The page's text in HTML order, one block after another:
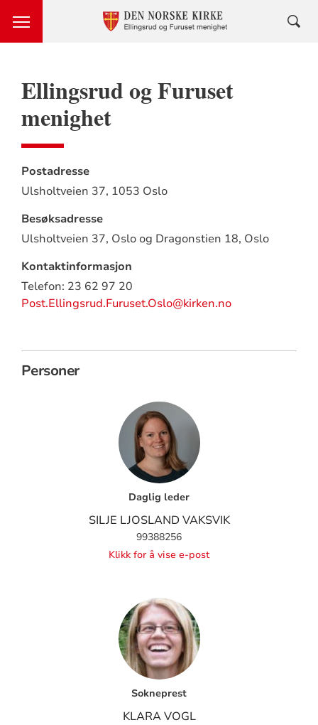
Ellingsrud og Furuset
menighet
Postadresse
Ulsholtveien 37, 1053 Oslo
Besøksadresse
Ulsholtveien 37, Oslo og Dragonstien 18, Oslo
Kontaktinformasjon
Telefon: 23 62 97 20
Post.Ellingsrud.Furuset.Oslo@kirken.no
Personer
Daglig leder
SILJE LJOSLAND VAKSVIK
99388256
Klikk for å vise e-post
Sokneprest
KLARA VOGL